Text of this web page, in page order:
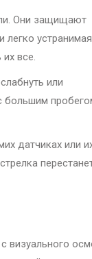
Они защищают
легко устранимая
все.
или
большим
датчиках или
визуального